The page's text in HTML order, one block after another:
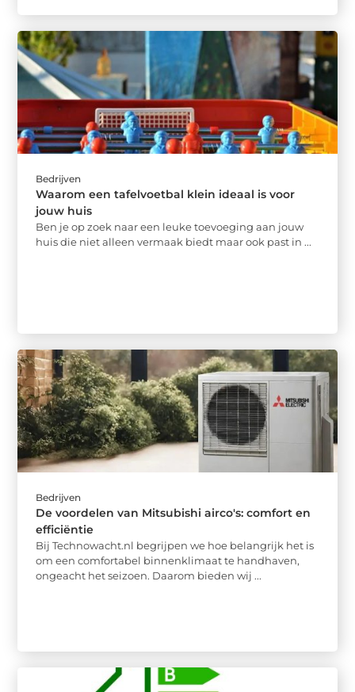
Bedrijven
Waarom een tafelvoetbal klein ideaal is voor
jouw huis
Ben je op zoek naar een leuke toevoeging aan jouw
huis die niet alleen vermaak biedt maar ook past in ...
Bedrijven
De voordelen van Mitsubishi airco's: comfort en
efficiëntie
Bij Technowacht.nl begrijpen we hoe belangrijk het is
om een comfortabel binnenklimaat te handhaven,
ongeacht het seizoen. Daarom bieden wij ...